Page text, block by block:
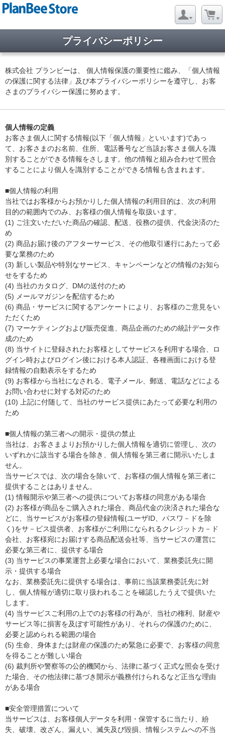
プライバシーポリシー
株式会社 プランビーは、 個人情報保護の重要性に鑑み、「個人情報
の保護に関する法律」及び本プライバシーポリシーを遵守し、お客
さまのプライバシー保護に努めます。
個人情報の定義
お客さま個人に関する情報(以下「個人情報」といいます)であっ
て、お客さまのお名前、住所、電話番号など当該お客さま個人を識
別することができる情報をさします。他の情報と組み合わせて照合
することにより個人を識別することができる情報も含まれます。
■個人情報の利用
当社ではお客様からお預かりした個人情報の利用目的は、次の利用
目的の範囲内でのみ、お客様の個人情報を取扱います。
(1) ご注文いただいた商品の確認、配送、役務の提供、代金決済のた
め
(2) 商品お届け後のアフターサービス、その他取引遂行にあたって必
要な業務のため
(3) 新しい製品や特別なサービス、キャンペーンなどの情報のお知ら
せをするため
(4) 当社のカタログ、DMの送付のため
(5) メールマガジンを配信するため
(6) 商品・サービスに関するアンケートにより、お客様のご意見をい
ただくため
(7) マーケティングおよび販売促進、商品企画のための統計データ作
成のため
(8) 当サイトに登録されたお客様としてサービスを利用する場合、ロ
グイン時およびログイン後における本人認証、各種画面における登
録情報の自動表示をするため
(9) お客様から当社になされる、電子メール、郵送、電話などによる
お問い合わせに対する対応のため
(10) 上記に付随して、当社のサービス提供にあたって必要な利用の
ため
■個人情報の第三者への開示・提供の禁止
当社は、お客さまよりお預かりした個人情報を適切に管理し、次の
いずれかに該当する場合を除き、個人情報を第三者に開示いたしま
せん。
当サービスでは、次の場合を除いて、お客様の個人情報を第三者に
提供することはありません。
(1) 情報開示や第三者への提供についてお客様の同意がある場合
(2) お客様が商品をご購入された場合、商品代金の決済された場合な
どに、当サービスがお客様の登録情報(ユーザID、パスワ－ドを除
く)をサ－ビス提供者、お客様がご利用になられるクレジットカ－ド
会社、お客様宛にお届けする商品配送会社等、当サービスの運営に
必要な第三者に、提供する場合
(3) 当サービスの事業運営上必要な場合において、業務委託先に開
示・提供する場合
なお、業務委託先に提供する場合は、事前に当該業務委託先に対
し、個人情報が適切に取り扱われることを確認したうえで提供いた
します。
(4) 当サービスご利用の上でのお客様の行為が、当社の権利、財産や
サービス等に損害を及ぼす可能性があり、それらの保護のために、
必要と認められる範囲の場合
(5) 生命、身体または財産の保護のため緊急に必要で、お客様の同意
を得ることが難しい場合
(6) 裁判所や警察等の公的機関から、法律に基づく正式な照会を受け
た場合、その他法律に基づき開示が義務付けられるなど正当な理由
がある場合
■安全管理措置について
当サービスは、お客様個人データを利用・保管するに当たり、紛
失、破壊、改ざん、漏えい、滅失及び毀損、情報システムへの不当